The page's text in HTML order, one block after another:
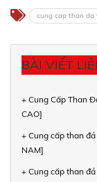
cung cap than da
BÀI VIẾT
+ Cung Cấp Than
CAO]
+ Cung cấp than
NAM]
+ Cung cấp than